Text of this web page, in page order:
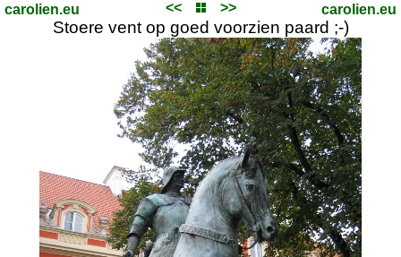
carolien.eu << >> carolien.eu
Stoere vent op goed voorzien paard ;-)